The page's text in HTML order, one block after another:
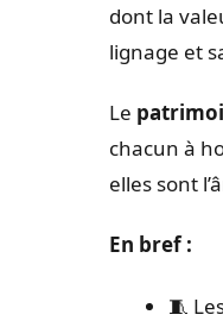
dont la
lignage et
Le
chacun à
elles sont
En bref :
🧵